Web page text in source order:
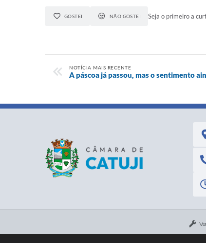
GOSTEI NÃO GOSTEI Seja o primeiro a
NOTÍCIA MAIS RECENTE
A páscoa já passou, mas o sentimento